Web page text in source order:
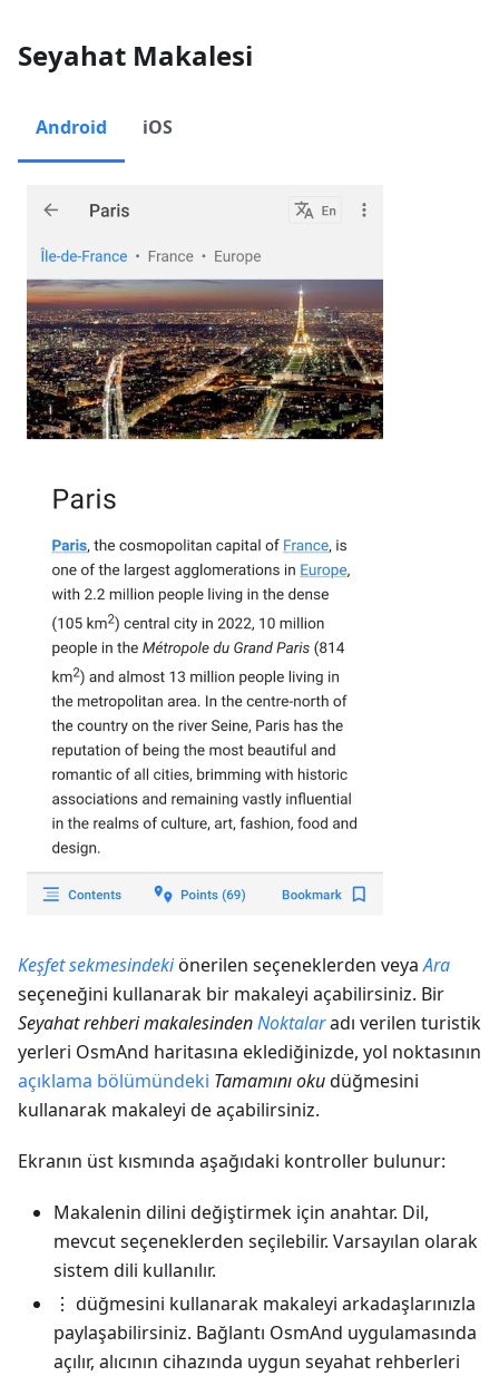
Seyahat Makalesi
Android iOS
Keşfet sekmesindekiönerilen seçeneklerden veyaAra
seçeneğini kullanarak bir makaleyi açabilirsiniz. Bir
Seyahat rehberi makalesindenNoktalaradı verilen turistik
yerleri OsmAnd haritasına eklediğinizde, yol noktasının
açıklama bölümündeki Tamamını okudüğmesini
kullanarak makaleyi de açabilirsiniz.
Ekranın üst kısmında aşağıdaki kontroller bulunur:
Makalenin dilini değiştirmek için anahtar. Dil,
mevcut seçeneklerden seçilebilir. Varsayılan olarak
sistem dili kullanılır.
⋮ düğmesini kullanarak makaleyi arkadaşlarınızla
paylaşabilirsiniz. Bağlantı OsmAnd uygulamasında
açılır, alıcının cihazında uygun seyahat rehberleri